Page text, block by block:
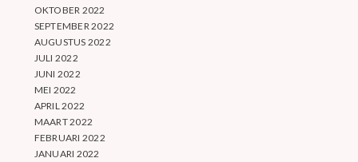
OKTOBER 2022
SEPTEMBER 2022
AUGUSTUS 2022
JULI 2022
JUNI 2022
MEI 2022
APRIL 2022
MAART 2022
FEBRUARI 2022
JANUARI 2022